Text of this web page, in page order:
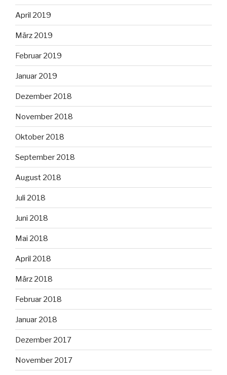
April 2019
März 2019
Februar 2019
Januar 2019
Dezember 2018
November 2018
Oktober 2018
September 2018
August 2018
Juli 2018
Juni 2018
Mai 2018
April 2018
März 2018
Februar 2018
Januar 2018
Dezember 2017
November 2017